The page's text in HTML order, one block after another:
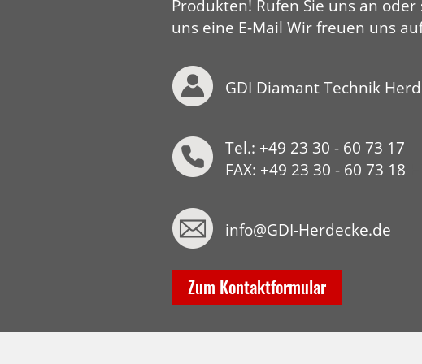
Produkten! Rufen Sie uns an oder
uns eine E-Mail Wir freuen uns
GDI Diamant Technik
Tel.: +49 23 30 - 60 73 17
FAX: +49 23 30 - 60 73 18
info@GDI-Herdecke.de
Zum Kontaktformular